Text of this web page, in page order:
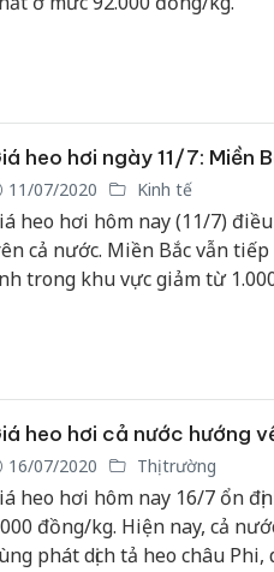
heo hơi ngày 11/7: Miền
11/07/2020 Kinh tế
heo hơi hôm nay (11/7)
cả nước. Miền Bắc vẫn
trong khu vực giảm từ
heo hơi cả nước hướng
16/07/2020 Thị trường
heo hơi hôm nay 16/7 ổn
đồng/kg. Hiện nay, cả
phát dịch tả heo châu